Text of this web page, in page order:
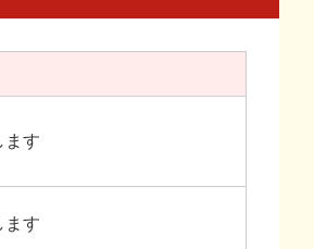
ます
ます